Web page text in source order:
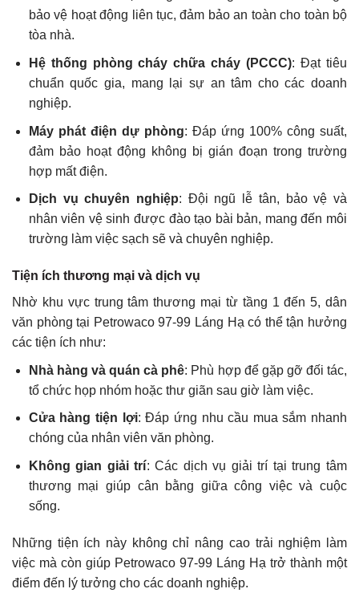
bảo vệ hoạt động liên tục, đảm bảo an toàn cho toàn bộ
tòa nhà.
Hệ thống phòng cháy chữa cháy (PCCC): Đạt tiêu
chuẩn quốc gia, mang lại sự an tâm cho các doanh
nghiệp.
Máy phát điện dự phòng: Đáp ứng 100% công suất,
đảm bảo hoạt động không bị gián đoạn trong trường
hợp mất điện.
Dịch vụ chuyên nghiệp: Đội ngũ lễ tân, bảo vệ và
nhân viên vệ sinh được đào tạo bài bản, mang đến môi
trường làm việc sạch sẽ và chuyên nghiệp.
Tiện ích thương mại và dịch vụ
Nhờ khu vực trung tâm thương mại từ tầng 1 đến 5, dân
văn phòng tại Petrowaco 97-99 Láng Hạ có thể tận hưởng
các tiện ích như:
Nhà hàng và quán cà phê: Phù hợp để gặp gỡ đối tác,
tổ chức họp nhóm hoặc thư giãn sau giờ làm việc.
Cửa hàng tiện lợi: Đáp ứng nhu cầu mua sắm nhanh
chóng của nhân viên văn phòng.
Không gian giải trí: Các dịch vụ giải trí tại trung tâm
thương mại giúp cân bằng giữa công việc và cuộc
sống.
Những tiện ích này không chỉ nâng cao trải nghiệm làm
việc mà còn giúp Petrowaco 97-99 Láng Hạ trở thành một
điểm đến lý tưởng cho các doanh nghiệp.